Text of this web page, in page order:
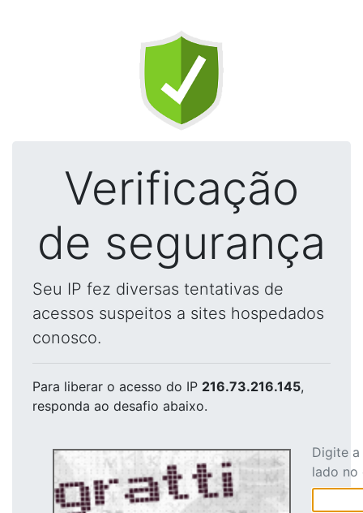
Verificação
de segurança
Seu IP fez diversas tentativas de
acessos suspeitos a sites hospedados
conosco.
Para liberar o acesso do IP 216.73.216.145,
responda ao desafio abaixo.
Digite
lado no